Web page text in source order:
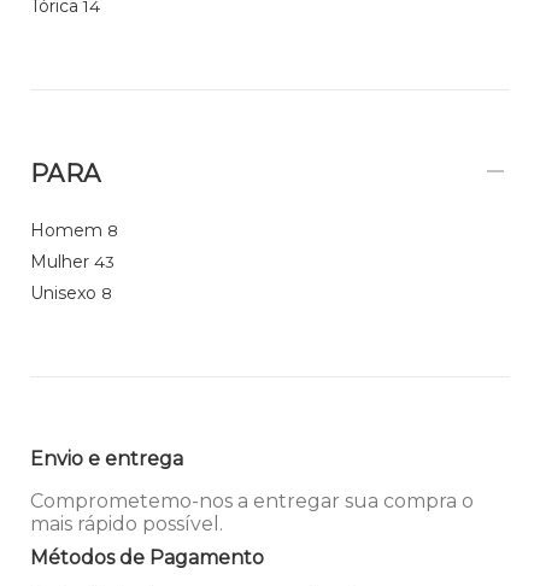
Tórica 14
PARA
Homem 8
Mulher 43
Unisexo 8
Envio e entrega
Comprometemo-nos a entregar sua compra o
mais rápido possível.
Métodos de Pagamento